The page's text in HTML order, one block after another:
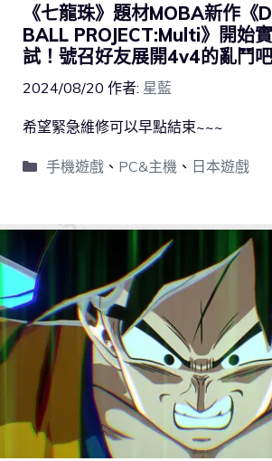
《七龍珠》題材MOBA新作《
BALL PROJECT:Multi》開始
試！號召好友展開4v4的亂鬥吧
2024/08/20 作者: 星藍
希望緊急維修可以早點結束~~~
手機遊戲、 PC&主機 、 日本遊戲